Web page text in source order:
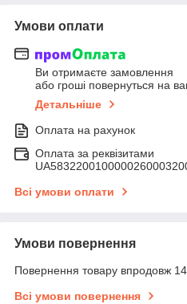
Умови оплати
Ви отримаєте замовлення
або гроші повернуться на
Детальніше
Оплата на рахунок
Оплата за реквізитами
Всі умови оплати
Умови повернення
Повернення товару впродовж 14
Всі умови повернення